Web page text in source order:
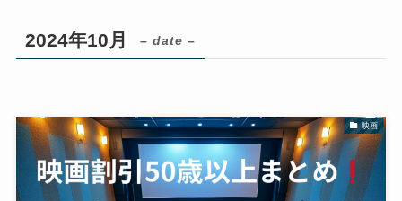
2024年10月 – date –
映画